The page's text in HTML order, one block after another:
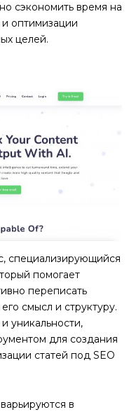
сэкономить время на
и оптимизации
целей.
специализирующийся
помогает
переписать
смысл и структуру.
уникальности,
для создания
статей под SEO
в